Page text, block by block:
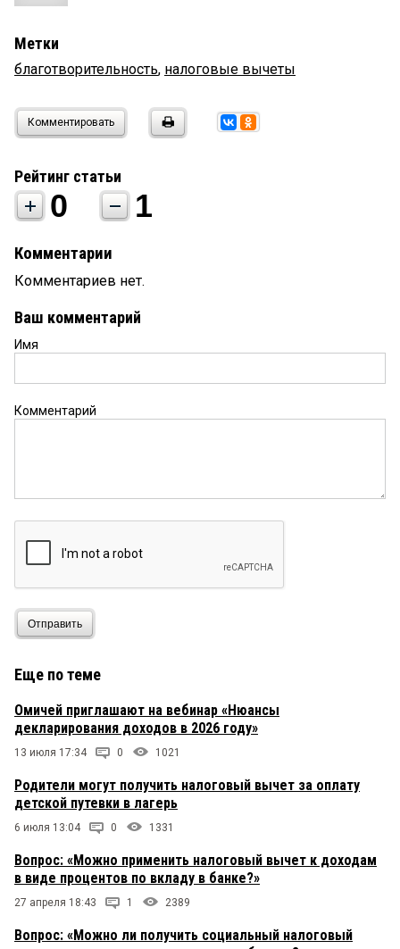
Метки
благотворительность, налоговые вычеты
Комментировать
Рейтинг статьи
0 1
Комментарии
Комментариев нет.
Ваш комментарий
Имя
Комментарий
Отправить
Еще по теме
Омичей приглашают на вебинар «Нюансы
декларирования доходов в 2026 году»
13 июля 17:34 0 1021
Родители могут получить налоговый вычет за оплату
детской путевки в лагерь
6 июля 13:04 0 1331
Вопрос: «Можно применить налоговый вычет к доходам
в виде процентов по вкладу в банке?»
27 апреля 18:43 1 2389
Вопрос: «Можно ли получить социальный налоговый